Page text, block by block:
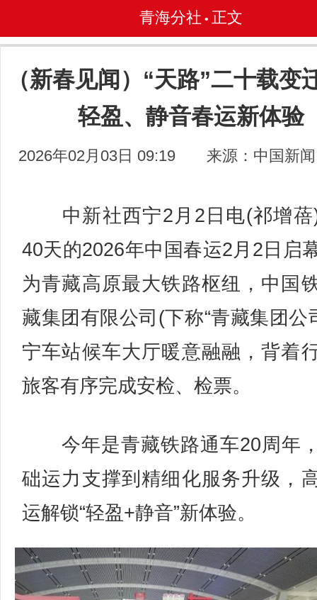
青海分社 • 正文
（新春见闻）“天路”二十载变
轻盈、静音春运新体验
2026年02月03日 09:19 来源：中国新
中新社西宁2月2日电(祁增蓓
40天的2026年中国春运2月2日启
为青藏高原最大铁路枢纽，中国
藏集团有限公司(下称“青藏集团公
宁车站候车大厅暖意融融，背着
旅客有序完成安检、检票。
今年是青藏铁路通车20周年
础运力支撑到精细化服务升级，
运解锁“轻盈+静音”新体验。